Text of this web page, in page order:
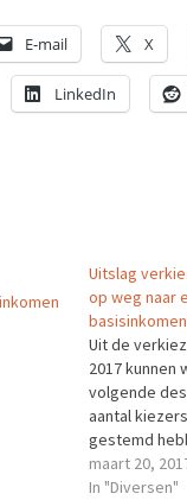
E-mail X
LinkedIn
Uitslag
op weg naar
Uit de
2017 kunnen
volgende
aantal
gestemd
andere vorm
maart 20,
In "Diversen"